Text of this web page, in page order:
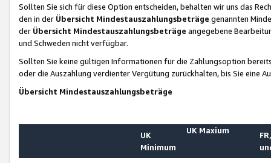
Sollten Sie sich für diese Option entscheiden, behalten wir uns das
den in der Übersicht Mindestauszahlungsbeträge genannten
der Übersicht Mindestauszahlungsbeträge angegebene
und Schweden nicht verfügbar.
Sollten Sie keine gültigen Informationen für die Zahlungsoption
oder die Auszahlung verdienter Vergütung zurückhalten, bis Sie
Übersicht Mindestauszahlungsbeträge
UK
Minimum
UK Maxium